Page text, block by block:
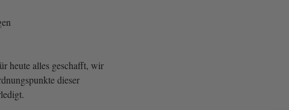
heute alles geschafft, wir
dieser